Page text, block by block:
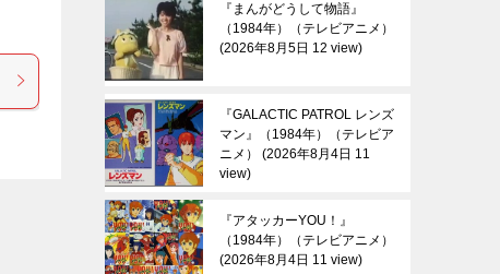
『まんがどうして物語』
（1984年）（テレビアニメ）
2026年8月5日 12 view
『GALACTIC PATROL レンズ
マン』（1984年）（テレビア
ニメ）
2026年8月4日 11
view
『アタッカーYOU！』
（1984年）（テレビアニメ）
2026年8月4日 11 view